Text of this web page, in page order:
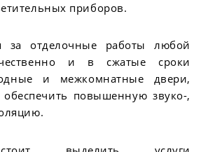
приборов.
за отделочные работы любой
и в сжатые сроки
и межкомнатные двери,
повышенную звуко-,